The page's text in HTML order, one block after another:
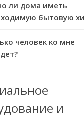
ли дома иметь
бытовую
человек ко мне
и